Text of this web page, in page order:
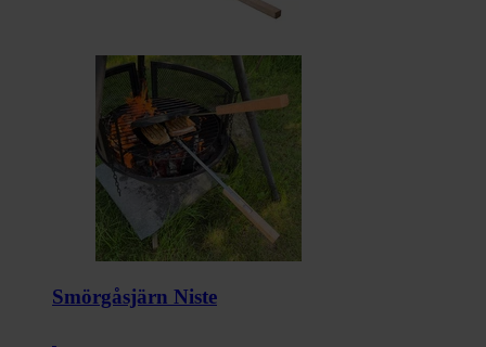
Smörgåsjärn Niste